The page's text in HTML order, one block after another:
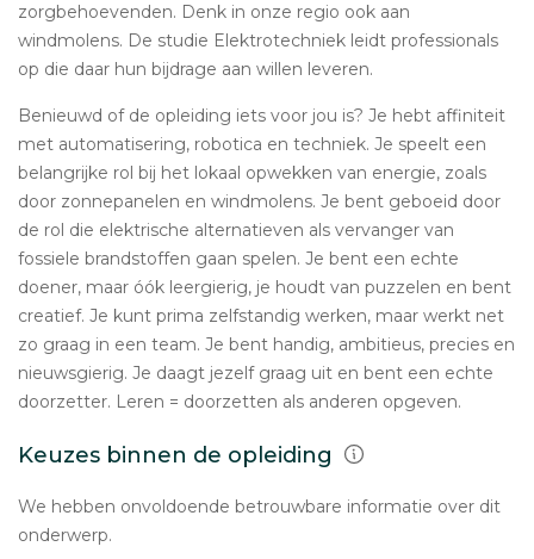
zorgbehoevenden. Denk in onze regio ook aan
windmolens. De studie Elektrotechniek leidt professionals
op die daar hun bijdrage aan willen leveren.
Benieuwd of de opleiding iets voor jou is? Je hebt affiniteit
met automatisering, robotica en techniek. Je speelt een
belangrijke rol bij het lokaal opwekken van energie, zoals
door zonnepanelen en windmolens. Je bent geboeid door
de rol die elektrische alternatieven als vervanger van
fossiele brandstoffen gaan spelen. Je bent een echte
doener, maar óók leergierig, je houdt van puzzelen en bent
creatief. Je kunt prima zelfstandig werken, maar werkt net
zo graag in een team. Je bent handig, ambitieus, precies en
nieuwsgierig. Je daagt jezelf graag uit en bent een echte
doorzetter. Leren = doorzetten als anderen opgeven.
Keuzes binnen de opleiding
We hebben onvoldoende betrouwbare informatie over dit
onderwerp.